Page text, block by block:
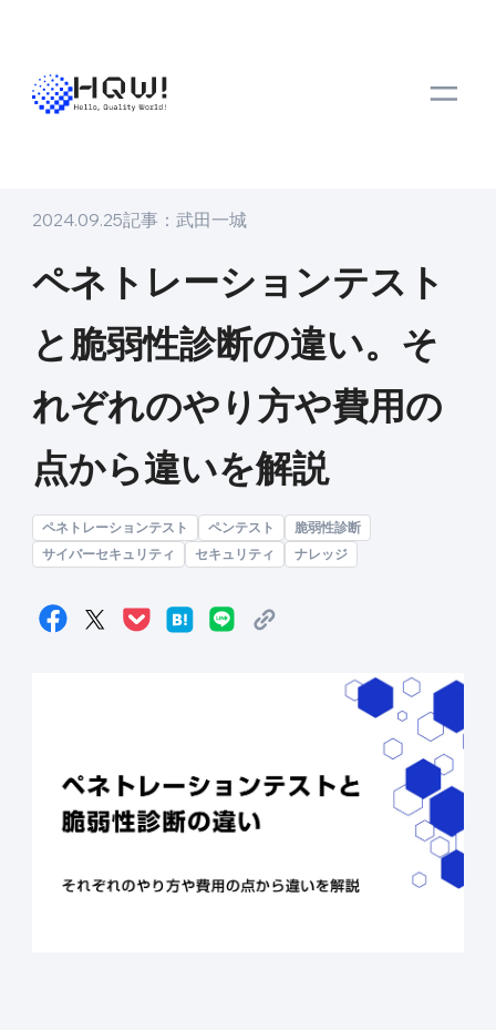
トップ メディアナレッジ ペネトレーションテストと脆弱性診断の
2024.09.25記事： 武田一城
ペネトレーションテスト
と脆弱性診断の違い。そ
れぞれのやり方や費用の
点から違いを解説
ペネトレーションテスト ペンテスト
脆弱性診断
サイバーセキュリティ
セキュリティ ナレッジ